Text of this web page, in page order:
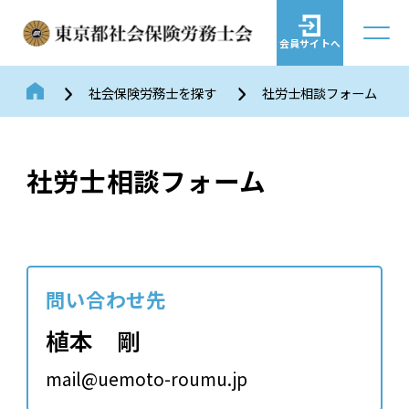
会員サイトへ
社会保険労務士を探す 社労士相談フォーム
社労士相談フォーム
問い合わせ先
植本 剛
mail@uemoto-roumu.jp